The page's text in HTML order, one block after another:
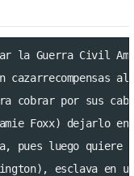
la Guerra Civil
cobrar por sus
Foxx) dejarlo
pues luego
esclava en